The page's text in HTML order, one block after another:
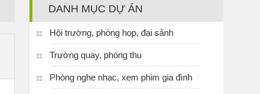
DANH MỤC DỰ ÁN
Hội trường, phòng họp, đại sảnh
Trường quay, phòng thu
Phòng nghe nhạc, xem phim gia đình